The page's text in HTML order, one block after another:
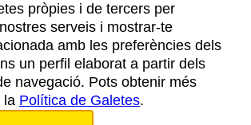
AVÍS LEGAL
POLÍTICA DE PRIVACITAT
COOKIES
ACCESSIBILITAT
pròpies i de tercers per
serveis i mostrar-te
amb les preferències dels
un perfil elaborat a partir dels
navegació. Pots obtenir més
la Política de Galetes.